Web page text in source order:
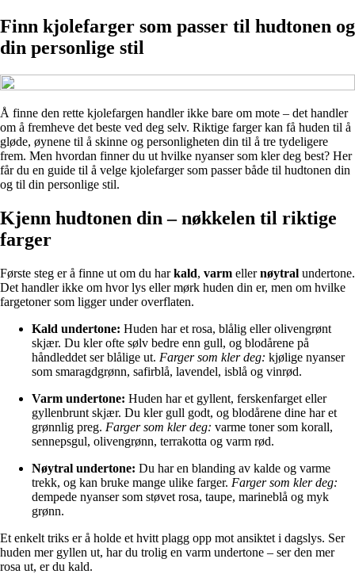
Finn kjolefarger som passer til hudtonen og
din personlige stil
Å finne den rette kjolefargen handler ikke bare om mote – det handler
om å fremheve det beste ved deg selv. Riktige farger kan få huden til å
gløde, øynene til å skinne og personligheten din til å tre tydeligere
frem. Men hvordan finner du ut hvilke nyanser som kler deg best? Her
får du en guide til å velge kjolefarger som passer både til hudtonen din
og til din personlige stil.
Kjenn hudtonen din – nøkkelen til riktige
farger
Første steg er å finne ut om du harkald, varm ellernøytral undertone.
Det handler ikke om hvor lys eller mørk huden din er, men om hvilke
fargetoner som ligger under overflaten.
Kald undertone: Huden har et rosa, blålig eller olivengrønt
skjær. Du kler ofte sølv bedre enn gull, og blodårene på
håndleddet ser blålige ut. Farger som kler deg: kjølige nyanser
som smaragdgrønn, safirblå, lavendel, isblå og vinrød.
Varm undertone: Huden har et gyllent, ferskenfarget eller
gyllenbrunt skjær. Du kler gull godt, og blodårene dine har et
grønnlig preg. Farger som kler deg: varme toner som korall,
sennepsgul, olivengrønn, terrakotta og varm rød.
Nøytral undertone: Du har en blanding av kalde og varme
trekk, og kan bruke mange ulike farger. Farger som kler deg:
dempede nyanser som støvet rosa, taupe, marineblå og myk
grønn.
Et enkelt triks er å holde et hvitt plagg opp mot ansiktet i dagslys. Ser
huden mer gyllen ut, har du trolig en varm undertone – ser den mer
rosa ut, er du kald.